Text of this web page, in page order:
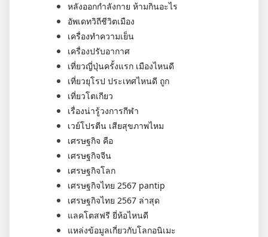
หลังออกกําลังกาย ห้ามกินอะไร
อัพเดทวิถีชีวิตเมือง
เครื่องทำความเย็น
เครื่องปรับอากาศ
เที่ยวญี่ปุ่นครั้งแรก เมืองไหนดี
เที่ยวยุโรป ประเทศไหนดี ถูก
เที่ยวโตเกียว
เรื่องน่ารู้วงการกีฬา
เวย์โปรตีน เสียสุขภาพไหม
เศรษฐกิจ คือ
เศรษฐกิจจีน
เศรษฐกิจโลก
เศรษฐกิจไทย 2567 pantip
เศรษฐกิจไทย 2567 ล่าสุด
แลคโตสฟรี ยี่ห้อไหนดี
แหล่งข้อมูลเกี่ยวกับโลกอนิเมะ